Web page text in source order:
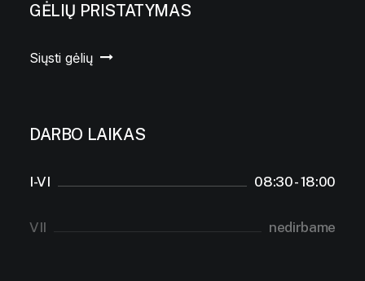
GĖLIŲ PRISTATYMAS
Siųsti gėlių
DARBO LAIKAS
I-VI 08:30 - 18:00
VII nedirbame